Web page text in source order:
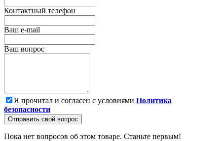
Контактный телефон
Ваш e-mail
Ваш вопрос
Я прочитал и согласен с условиями Политика
безопасности
Отправить свой вопрос
Пока нет вопросов об этом товаре. Станьте первым!